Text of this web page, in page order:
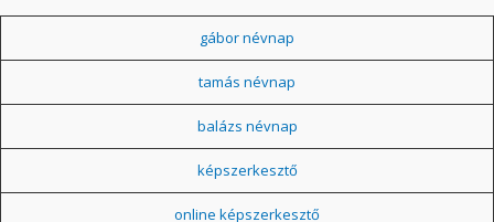
gábor névnap
tamás névnap
balázs névnap
képszerkesztő
online képszerkesztő